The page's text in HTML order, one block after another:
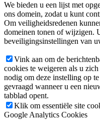
We bieden u een lijst met
ons domein, zodat u kunt
Om veiligheidsredenen
domeinen tonen of wijzigen.
beveiligingsinstellingen van
Vink aan om de
cookies te weigeren als u
nodig om deze instelling op
gevraagd wanneer u een
tabblad opent.
Klik om essentiële site
Google Analytics Cookies